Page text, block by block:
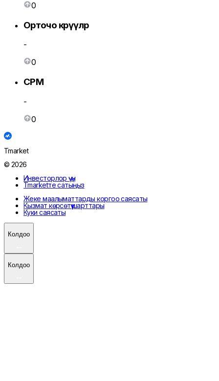
0
Орточо көрүүлөр
-
0
CPM
-
0
Tmarket
© 2026
Инвесторлор үчүн
Tmarketте сатыңыз
Жеке маалыматтарды коргоо саясаты
Кызмат көрсөтүү шарттары
Куки саясаты
Колдоо
Колдоо